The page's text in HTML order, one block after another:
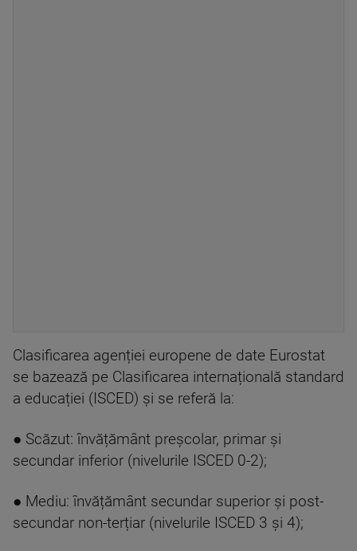
Clasificarea agenției europene de date Eurostat
se bazează pe Clasificarea internațională standard
a educației (ISCED) și se referă la:
● Scăzut: învățământ preșcolar, primar și
secundar inferior (nivelurile ISCED 0-2);
● Mediu: învățământ secundar superior și post-
secundar non-terțiar (nivelurile ISCED 3 și 4);